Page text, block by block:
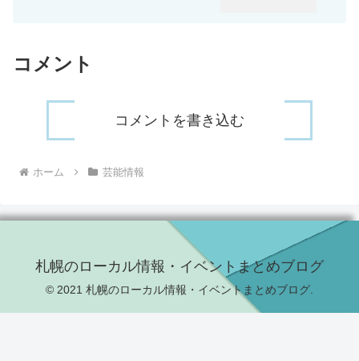
コメント
コメントを書き込む
ホーム 芸能情報
札幌のローカル情報・イベントまとめブログ
© 2021 札幌のローカル情報・イベントまとめブログ.